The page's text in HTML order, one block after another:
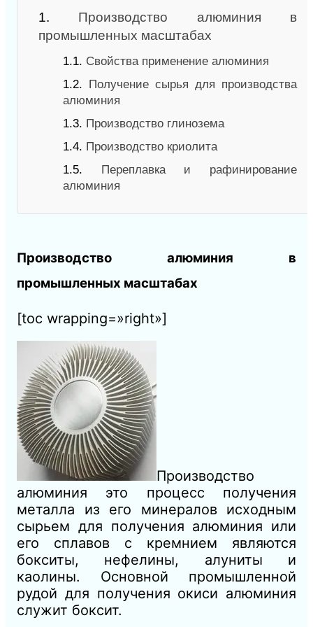
1. Производство алюминия в
промышленных масштабах
1.1. Свойства применение алюминия
1.2. Получение сырья для производства
алюминия
1.3. Производство глинозема
1.4. Производство криолита
1.5. Переплавка и рафинирование
алюминия
Производство алюминия в
промышленных масштабах
[toc wrapping=»right»]
Производство
алюминия это процесс получения
металла из его минералов исходным
сырьем для получения алюминия или
его сплавов с кремнием являются
бокситы, нефелины, алуниты и
каолины. Основной промышленной
рудой для получения окиси алюминия
служит боксит.